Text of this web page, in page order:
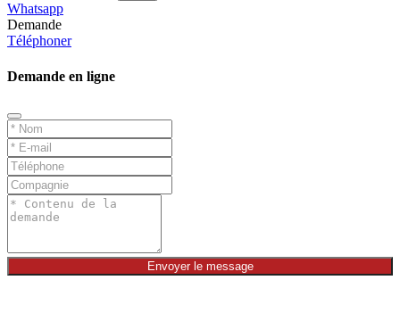
Whatsapp
Demande
Téléphoner
Demande en ligne
Envoyer le message